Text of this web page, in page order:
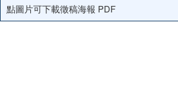
點圖片可下載徵稿海報 PDF